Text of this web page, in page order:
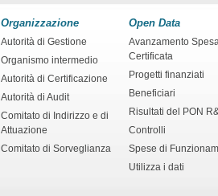
Organizzazione
Autorità di Gestione
Organismo intermedio
Autorità di Certificazione
Autorità di Audit
Comitato di Indirizzo e di
Attuazione
Comitato di Sorveglianza
Open Data
Avanzamento
Certificata
Progetti finanziati
Beneficiari
Risultati del PON
Controlli
Spese di
Utilizza i dati